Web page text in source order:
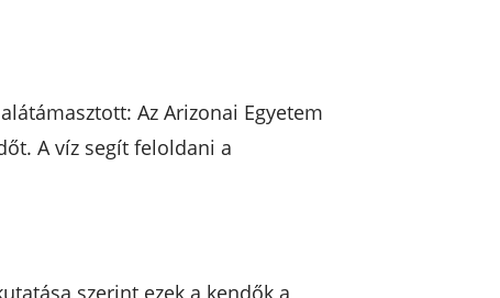
Az Arizonai Egyetem
A víz segít feloldani a
szerint ezek a kendők a